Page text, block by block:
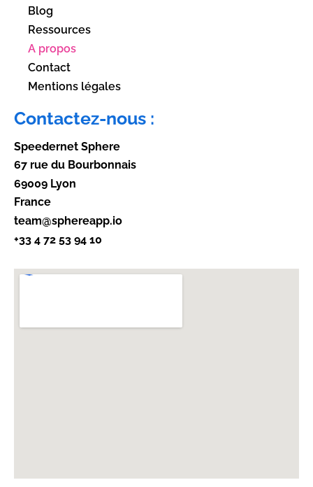
Blog
Ressources
A propos
Contact
Mentions légales
Contactez-nous :
Speedernet Sphere
67 rue du Bourbonnais
69009 Lyon
France
team@sphereapp.io
+33 4 72 53 94 10